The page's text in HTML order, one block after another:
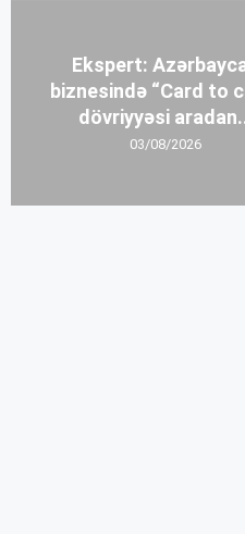
Ekspert:
biznesində “Card to
dövriyyəsi
03/08/2026